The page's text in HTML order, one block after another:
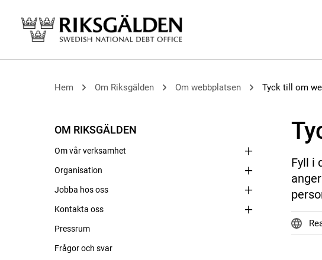
Hem Om Riksgälden Om webbplatsen Tyck till om
OM RIKSGÄLDEN
Om vår verksamhet
Organisation
Jobba hos oss
Kontakta oss
Pressrum
Frågor och svar
Fyll i